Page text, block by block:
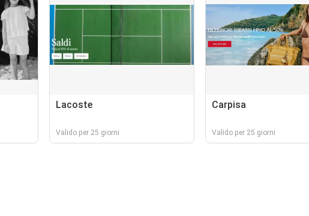
Lacoste
Valido per 25 giorni
Carpisa
Valido per 25 giorni